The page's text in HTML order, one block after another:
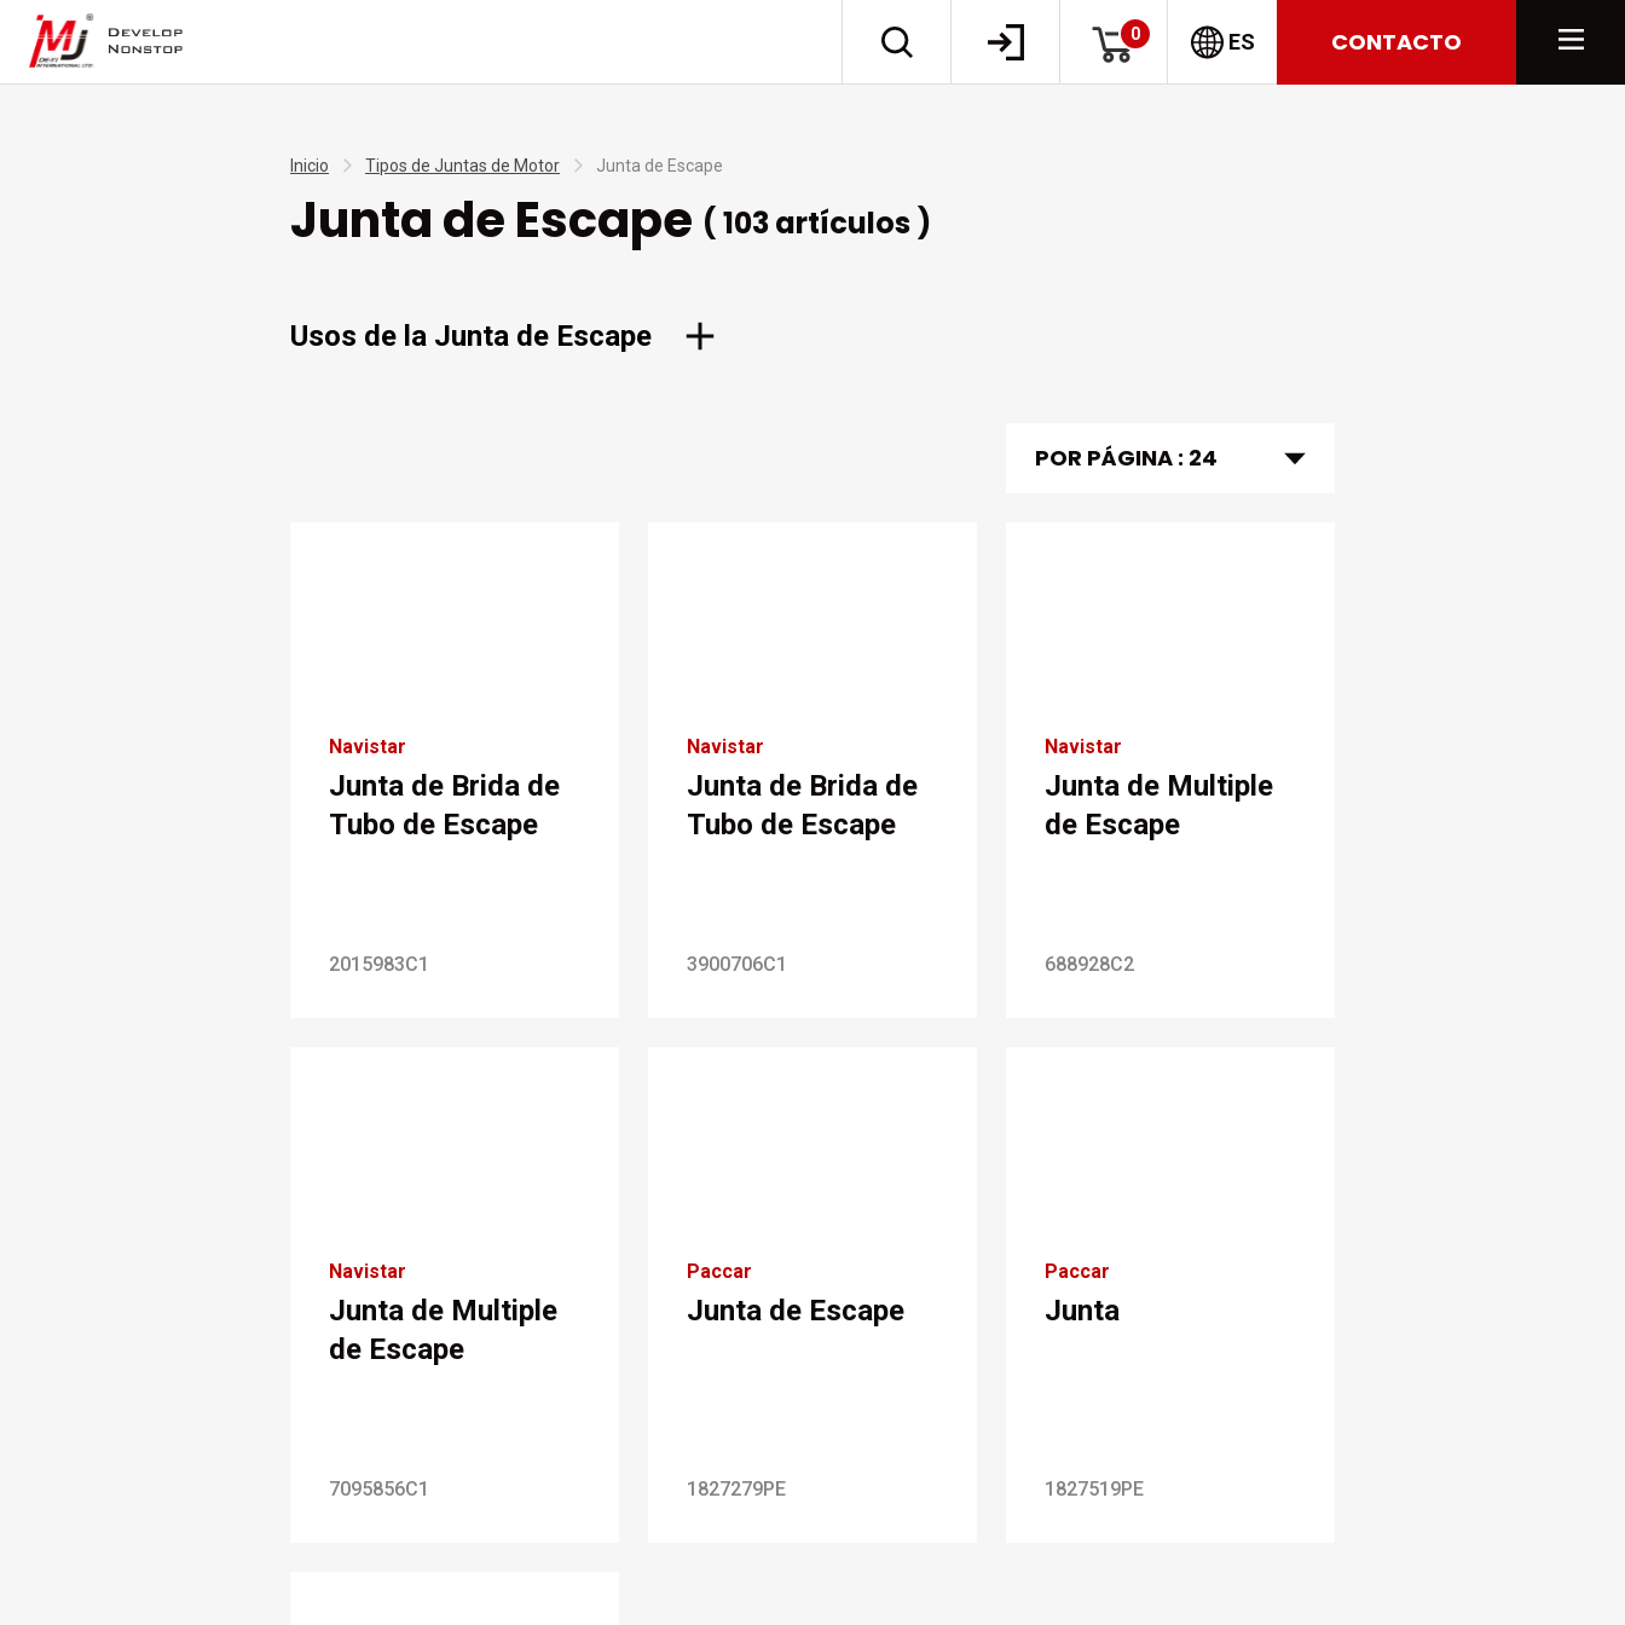
0 ES CONTACTO
Inicio Tipos de Juntas de Motor Junta de Escape
Junta de Escape ( 103 artículos )
Usos de la Junta de Escape
POR PÁGINA : 24
Navistar
Junta de Brida de
Tubo de Escape
2015983C1
Navistar
Junta de Brida de
Tubo de Escape
3900706C1
Navistar
Junta de Multiple
de Escape
688928C2
Navistar
Junta de Multiple
de Escape
7095856C1
Paccar
Junta de Escape
1827279PE
Paccar
Junta
1827519PE